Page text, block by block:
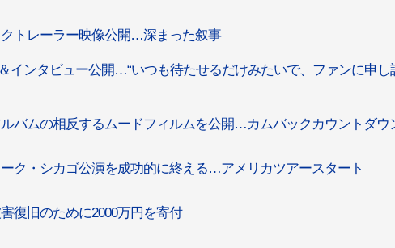
クトレーラー映像公開…深まった叙事
＆インタビュー公開…“いつも待たせるだけみたいで、ファンに申し
ルバムの相反するムードフィルムを公開…カムバックカウントダウ
ーク・シカゴ公演を成功的に終える…アメリカツアースタート
復旧のために2000万円を寄付